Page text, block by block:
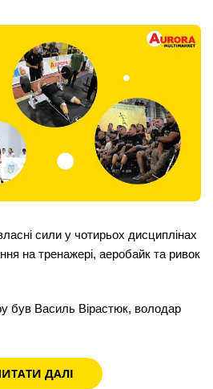
сили у чотирьох дисциплінах
на тренажері, аеробайк та ривок
був Василь Вірастюк, володар
ДАЛІ